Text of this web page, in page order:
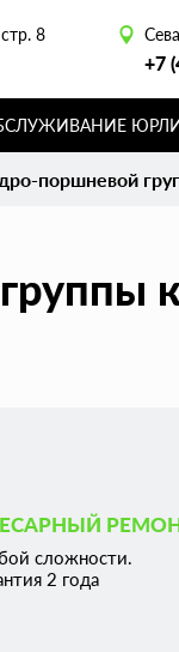
8
+7
поршневой
сложности.
2 года